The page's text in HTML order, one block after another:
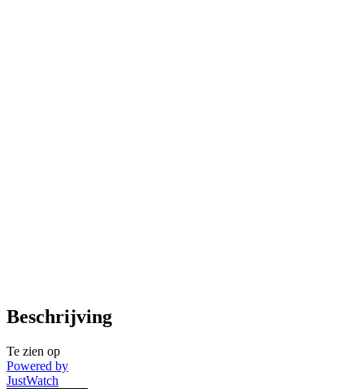
Beschrijving
Te zien op
Powered by
JustWatch